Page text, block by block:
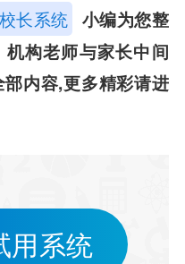
长系统 小编为您整
构老师与家长中间
内容,更多精彩请进
用系统